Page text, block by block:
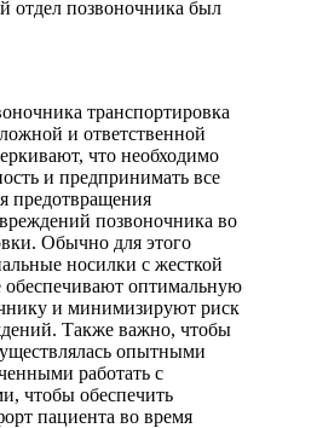
отдел позвоночника был
транспортировка
и ответственной
что необходимо
и предпринимать все
предотвращения
позвоночника во
Обычно для этого
носилки с жесткой
обеспечивают оптимальную
и минимизируют риск
Также важно, чтобы
опытными
работать с
чтобы обеспечить
пациента во время